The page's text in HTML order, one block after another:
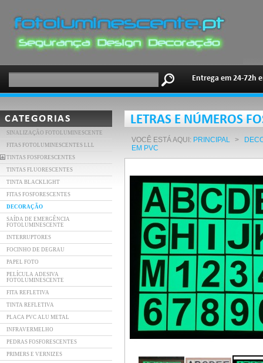
Entrega em 24-72h
CATEGORIAS
SINALIZAÇÃO FOTOLUMINESCENTE
FITAS FOTOLUMINESCENTES LLL
TINTAS FOSFORESCENTES
TINTAS FLUORESCENTES
TINTA BLACKLIGHT
FITAS FOSFORESCENTES
DECORAÇÃO
SAÍDA DE EMERGÊNCIA
FOTOLUMINESCENTE
INTERRUPTORES
FOCINHO DE DEGRAU
PAPEL FOTO
PELÍCULA ADESIVA
FOTOLUMINESCENTE
FITA REFLETIVA
TINTA REFLETIVA
PLACA PVC ALU METAL
INFRAVERMELHO
PEDRAS FOSFORESCENTES
PRIMERS E VERNIZES
LETRAS E NÚMEROS
VOCÊ ESTÁ AQUI: PRINCIPAL >
EM PVC